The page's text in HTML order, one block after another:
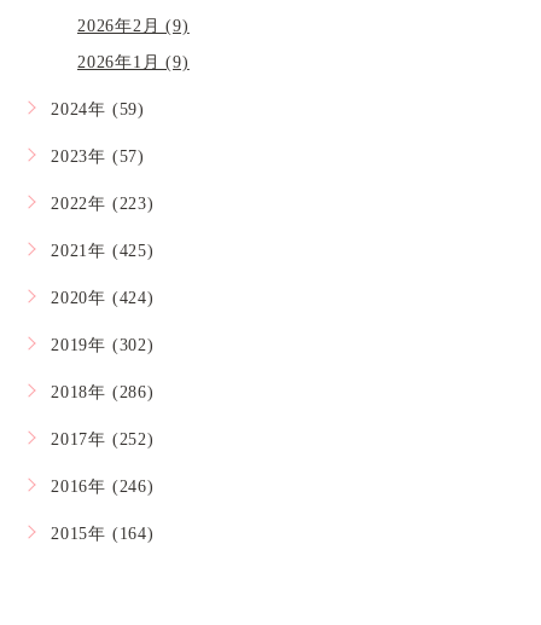
2026年2月 (9)
2026年1月 (9)
2024年 (59)
2023年 (57)
2022年 (223)
2021年 (425)
2020年 (424)
2019年 (302)
2018年 (286)
2017年 (252)
2016年 (246)
2015年 (164)